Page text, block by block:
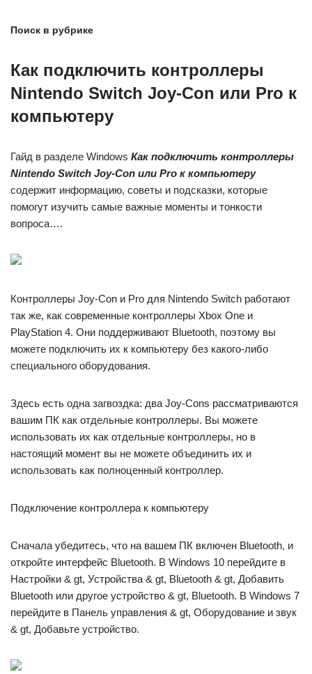
Поиск в рубрике
Как подключить контроллеры
Nintendo Switch Joy-Con или Pro к
компьютеру
Гайд в разделе Windows Как подключить контроллеры
Nintendo Switch Joy-Con или Pro к компьютеру
содержит информацию, советы и подсказки, которые
помогут изучить самые важные моменты и тонкости
вопроса….
Контроллеры Joy-Con и Pro для Nintendo Switch работают
так же, как современные контроллеры Xbox One и
PlayStation 4. Они поддерживают Bluetooth, поэтому вы
можете подключить их к компьютеру без какого-либо
специального оборудования.
Здесь есть одна загвоздка: два Joy-Cons рассматриваются
вашим ПК как отдельные контроллеры. Вы можете
использовать их как отдельные контроллеры, но в
настоящий момент вы не можете объединить их и
использовать как полноценный контроллер.
Подключение контроллера к компьютеру
Сначала убедитесь, что на вашем ПК включен Bluetooth, и
откройте интерфейс Bluetooth. В Windows 10 перейдите в
Настройки & gt, Устройства & gt, Bluetooth & gt, Добавить
Bluetooth или другое устройство & gt, Bluetooth. В Windows 7
перейдите в Панель управления & gt, Оборудование и звук
& gt, Добавьте устройство.